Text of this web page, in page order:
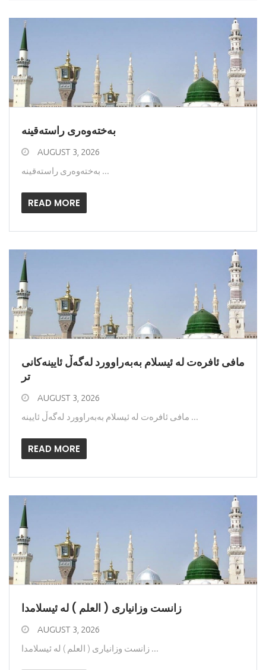
به‌خته‌وه‌رى راسته‌قینه
AUGUST 3, 2026
به‌خته‌وه‌رى راسته‌قینه ...
READ MORE
مافى ئافره‌ت له‌ ئیسلام به‌به‌راوورد له‌گه‌ڵ ئایینه‌کانی
تر
AUGUST 3, 2026
مافى ئافره‌ت له‌ ئیسلام به‌به‌راوورد له‌گه‌ڵ ئایینه ...
READ MORE
زانست وزانیاری ( العلم ) له ئیسلامدا
AUGUST 3, 2026
زانست وزانیاری ( العلم ) له ئیسلامدا ...